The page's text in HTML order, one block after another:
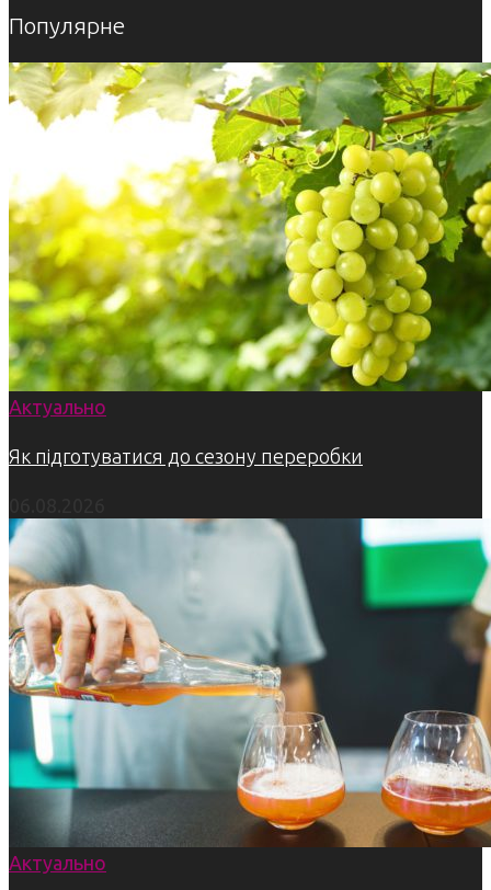
Популярне
Актуально
Як підготуватися до сезону переробки
Актуально